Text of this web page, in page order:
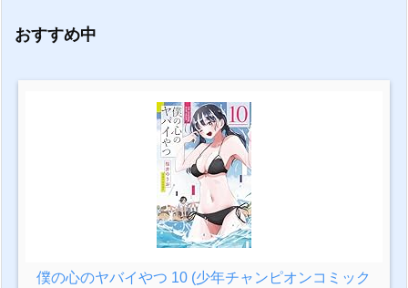
おすすめ中
僕の心のヤバイやつ 10 (少年チャンピオンコミック